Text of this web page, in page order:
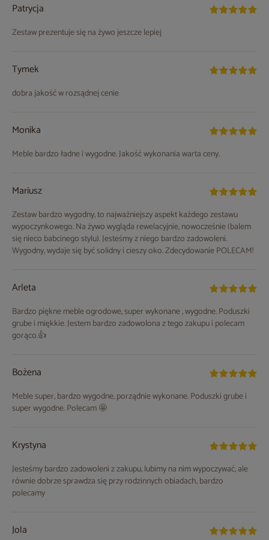
Patrycja
Zestaw prezentuje się na żywo jeszcze lepiej
Tymek
dobra jakość w rozsądnej cenie
Monika
Meble bardzo ładne i wygodne. Jakość wykonania warta ceny.
Mariusz
Zestaw bardzo wygodny, to najważniejszy aspekt każdego zestawu
wypoczynkowego. Na żywo wygląda rewelacyjnie, nowocześnie (balem
się nieco babcinego stylu). Jesteśmy z niego bardzo zadowoleni.
Wygodny, wydaje się być solidny i cieszy oko. Zdecydowanie POLECAM!
Arleta
Bardzo piękne meble ogrodowe, super wykonane , wygodne. Poduszki
grube i miękkie. Jestem bardzo zadowolona z tego zakupu i polecam
gorąco.👍
Bożena
Meble super, bardzo wygodne, porządnie wykonane. Poduszki grube i
super wygodne. Polecam 🤩
Krystyna
Jesteśmy bardzo zadowoleni z zakupu, lubimy na nim wypoczywać, ale
równie dobrze sprawdza się przy rodzinnych obiadach, bardzo
polecamy
Jola